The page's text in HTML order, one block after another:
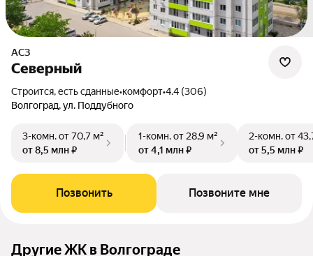
АСЗ
Северный
Строится, есть сданные•комфорт•4.4 (306)
Волгоград, ул. Поддубного
3-комн.от 70,7 м²
от 8,5 млн ₽
1-комн.от 28,9 м²
от 4,1 млн ₽
2-комн.от
от 5,5 млн ₽
Позвонить Позвоните мне
Другие ЖК в Волгограде